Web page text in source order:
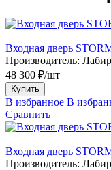
Входная дверь
Производитель:
48 300 ₽/шт
Купить
В избранное В
Сравнить
Входная дверь
Производитель: